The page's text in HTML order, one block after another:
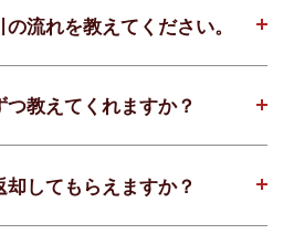
流れを教えてください。
教えてくれますか？
してもらえますか？